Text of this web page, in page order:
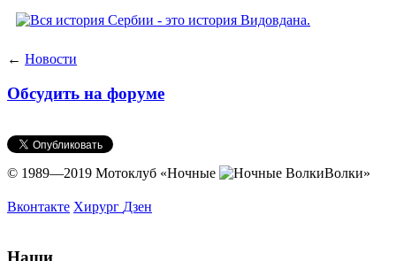
← Новости
Обсудить на форуме
© 1989—2019 Мотоклуб «Ночные Волки»
Вконтакте Хирург Дзен
Наши